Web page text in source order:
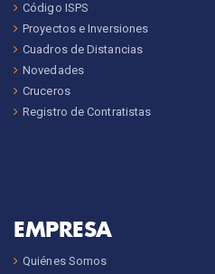
Código ISPS
Proyectos e Inversiones
Cuadros de Distancias
Novedades
Cruceros
Registro de Contratistas
EMPRESA
Quiénes Somos